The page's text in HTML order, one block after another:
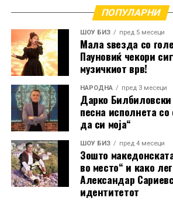
ПОПУЛАРНИ
ШОУ БИЗ пред 5 месеци
Мала ѕвезда со
Пауновиќ чекори
музичкиот врв!
НАРОДНА пред 3 месеци
Дарко Билбиловски
песна исполнета
да си моја“
ШОУ БИЗ пред 4 месеци
Зошто
во место“ и како
Александар
идентитетот